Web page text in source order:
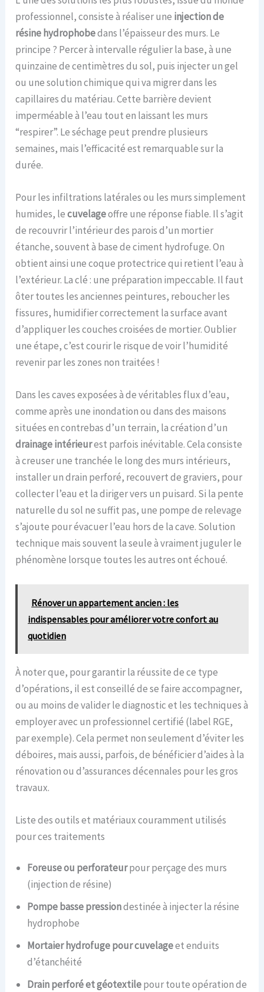
professionnel, consiste à réaliser une injection de
résine hydrophobedans l’épaisseur des murs. Le
principe ? Percer à intervalle régulier la base, à une
quinzaine de centimètres du sol, puis injecter un gel
ou une solution chimique qui va migrer dans les
capillaires du matériau. Cette barrière devient
imperméable à l’eau tout en laissant les murs
“respirer”. Le séchage peut prendre plusieurs
semaines, mais l’efficacité est remarquable sur la
durée.
Pour les infiltrations latérales ou les murs simplement
humides, lecuvelageoffre une réponse fiable. Il s’agit
de recouvrir l’intérieur des parois d’un mortier
étanche, souvent à base de ciment hydrofuge. On
obtient ainsi une coque protectrice qui retient l’eau à
l’extérieur. La clé : une préparation impeccable. Il faut
ôter toutes les anciennes peintures, reboucher les
fissures, humidifier correctement la surface avant
d’appliquer les couches croisées de mortier. Oublier
une étape, c’est courir le risque de voir l’humidité
revenir par les zones non traitées !
Dans les caves exposées à de véritables flux d’eau,
comme après une inondation ou dans des maisons
situées en contrebas d’un terrain, la création d’un
drainage intérieurest parfois inévitable. Cela consiste
à creuser une tranchée le long des murs intérieurs,
installer un drain perforé, recouvert de graviers, pour
collecter l’eau et la diriger vers un puisard. Si la pente
naturelle du sol ne suffit pas, une pompe de relevage
s’ajoute pour évacuer l’eau hors de la cave. Solution
technique mais souvent la seule à vraiment juguler le
phénomène lorsque toutes les autres ont échoué.
Rénover un appartement ancien : les
indispensables pour améliorer votre confort au
quotidien
À noter que, pour garantir la réussite de ce type
d’opérations, il est conseillé de se faire accompagner,
ou au moins de valider le diagnostic et les techniques à
employer avec un professionnel certifié (label RGE,
par exemple). Cela permet non seulement d’éviter les
déboires, mais aussi, parfois, de bénéficier d’aides à la
rénovation ou d’assurances décennales pour les gros
travaux.
Liste des outils et matériaux couramment utilisés
pour ces traitements
Foreuse ou perforateurpour perçage des murs
(injection de résine)
Pompe basse pressiondestinée à injecter la résine
hydrophobe
Mortaier hydrofuge pour cuvelageet enduits
d’étanchéité
Drain perforé et géotextilepour toute opération de